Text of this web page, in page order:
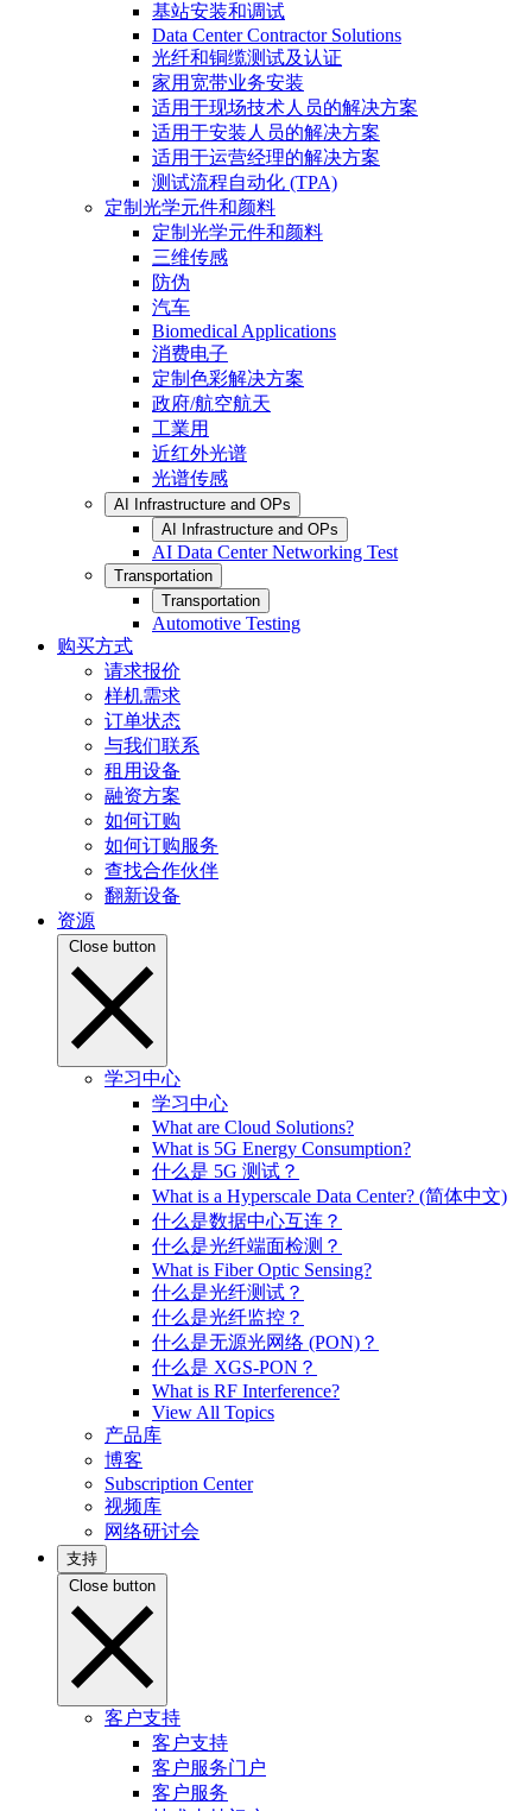
基站安装和调试
Data Center Contractor Solutions
光纤和铜缆测试及认证
家用宽带业务安装
适用于现场技术人员的解决方案
适用于安装人员的解决方案
适用于运营经理的解决方案
测试流程自动化 (TPA)
定制光学元件和颜料
定制光学元件和颜料
三维传感
防伪
汽车
Biomedical Applications
消费电子
定制色彩解决方案
政府/航空航天
工業用
近红外光谱
光谱传感
AI Infrastructure and OPs
AI Infrastructure and OPs
AI Data Center Networking Test
Transportation
Transportation
Automotive Testing
购买方式
请求报价
样机需求
订单状态
与我们联系
租用设备
融资方案
如何订购
如何订购服务
查找合作伙伴
翻新设备
资源
Close button
学习中心
学习中心
What are Cloud Solutions?
What is 5G Energy Consumption?
什么是 5G 测试？
What is a Hyperscale Data Center? (简体中文)
什么是数据中心互连？
什么是光纤端面检测？
What is Fiber Optic Sensing?
什么是光纤测试？
什么是光纤监控？
什么是无源光网络 (PON)？
什么是 XGS-PON？
What is RF Interference?
View All Topics
产品库
博客
Subscription Center
视频库
网络研讨会
支持
Close button
客户支持
客户支持
客户服务门户
客户服务